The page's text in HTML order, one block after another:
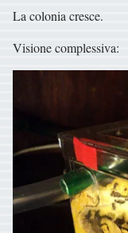
La colonia cresce.
Visione complessiva: